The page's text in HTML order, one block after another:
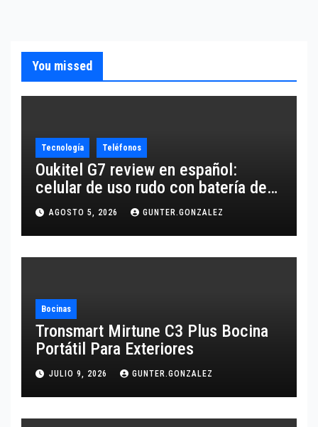
You missed
Tecnología Teléfonos
Oukitel G7 review en español:
celular de uso rudo con batería de
10,600 mAh
AGOSTO 5, 2026 GUNTER.GONZALEZ
Bocinas
Tronsmart Mirtune C3 Plus Bocina
Portátil Para Exteriores
JULIO 9, 2026 GUNTER.GONZALEZ